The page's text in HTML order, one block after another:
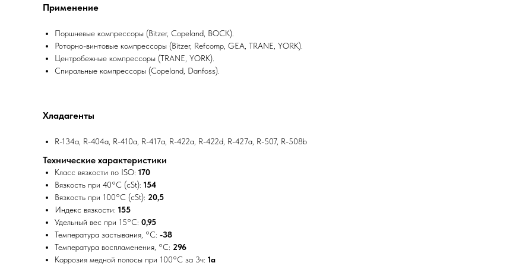
Применение
Поршневые компрессоры (Bitzer, Copeland, BOCK).
Роторно-винтовые компрессоры (Bitzer, Refcomp, GEA, TRANE, YORK).
Центробежные компрессоры (TRANE, YORK).
Спиральные компрессоры (Copeland, Danfoss).
Хладагенты
R-134a, R-404a, R-410a, R-417a, R-422a, R-422d, R-427a, R-507, R-508b
Технические характеристики
Класс вязкости по ISO: 170
Вязкость при 40°C (cSt): 154
Вязкость при 100°C (cSt): 20,5
Индекс вязкости: 155
Удельный вес при 15°C: 0,95
Температура застывания, °C: -38
Температура воспламенения, °C: 296
Коррозия медной полосы при 100°C за 3ч: 1a